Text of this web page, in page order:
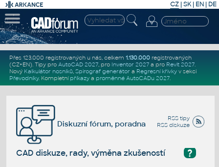
CZ | SK| EN | DE
Přes 123.000 registrovaných u nás, celkem 1.130.000registrovaných
(CZ+EN). Tipy pro AutoCAD 2027, pro Inventor 2027a pro Revit 2027.
Nový Kalkulátor nosníků, Spirograf generátor a Regresní křivkyv sekci
Převodníky. Kompletní příkazya proměnné AutoCADu 2027.
RSS tipy
RSS diskuze
Diskuzní fórum, poradna
?
CAD diskuze, rady, výměna zkušeností